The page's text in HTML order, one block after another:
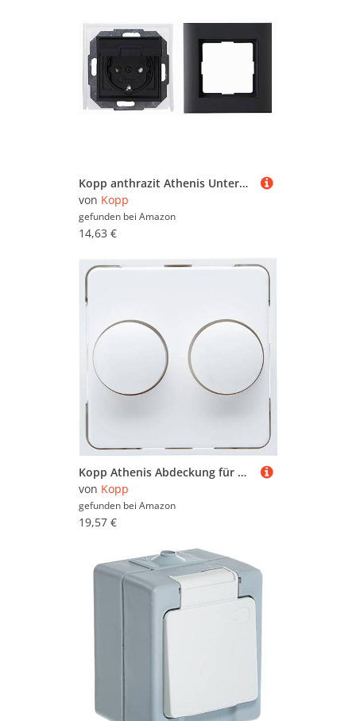
Kopp anthrazit Athenis Unterputz-Feuchtraum Schutzkontakt-Steckdose, 954015084 & Athenis Unterputz-Feuchtraum 1-Fach Rahmen, anthrazit, 402115085
von Kopp
gefunden bei Amazon
14,63 €
Kopp Athenis Abdeckung für Doppeldimmer, arktis-weiß, matte Oberfläche, 492832183
von Kopp
gefunden bei Amazon
19,57 €